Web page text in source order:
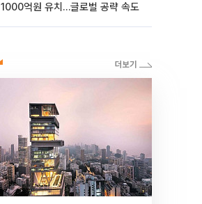
1000억원 유치…글로벌 공략 속도